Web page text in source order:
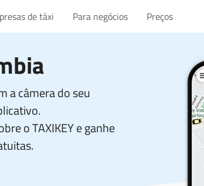
de táxi Para negócios Preços
a câmera do seu
o TAXIKEY e ganhe